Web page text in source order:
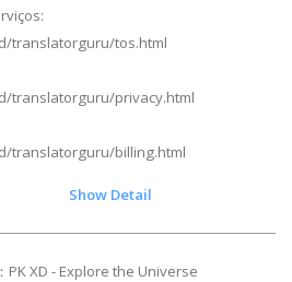
translatorguru/tos.html
translatorguru/privacy.html
translatorguru/billing.html
Show Detail
：PK XD - Explore the Universe